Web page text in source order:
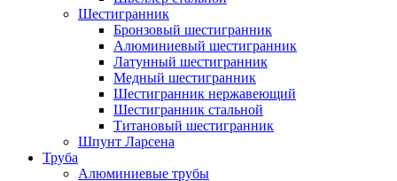
Шестигранник
Бронзовый шестигранник
Алюминиевый шестигранник
Латунный шестигранник
Медный шестигранник
Шестигранник нержавеющий
Шестигранник стальной
Титановый шестигранник
Шпунт Ларсена
Труба
Алюминиевые трубы